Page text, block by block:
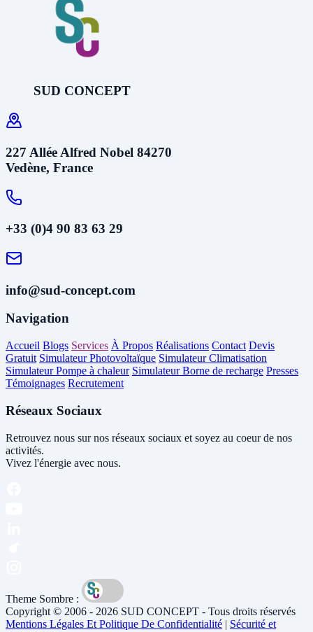
SUD CONCEPT
227 Allée Alfred Nobel 84270
Vedène, France
+33 (0)4 90 83 63 29
info@sud-concept.com
Navigation
Accueil Blogs Services À Propos Réalisations Contact Devis
Gratuit Simulateur Photovoltaïque Simulateur Climatisation
Simulateur Pompe à chaleur Simulateur Borne de recharge Presses
Témoignages Recrutement
Réseaux Sociaux
Retrouvez nous sur nos réseaux sociaux et soyez au coeur de nos
activités.
Vivez l'énergie avec nous.
Theme Sombre :
Copyright © 2006 - 2026 SUD CONCEPT - Tous droits réservés
Mentions Légales Et Politique De Confidentialité | Sécurité et